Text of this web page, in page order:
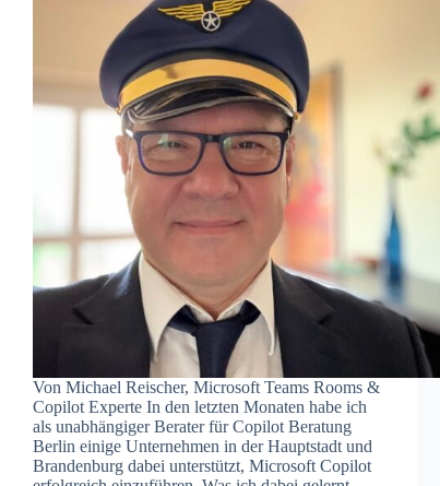
Von Michael Reischer, Microsoft Teams Rooms &
Copilot Experte In den letzten Monaten habe ich
als unabhängiger Berater für Copilot Beratung
Berlin einige Unternehmen in der Hauptstadt und
Brandenburg dabei unterstützt, Microsoft Copilot